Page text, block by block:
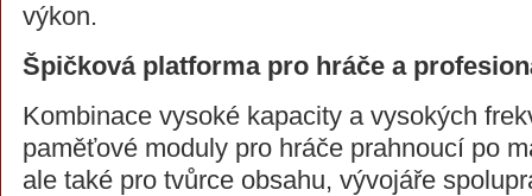
výkon.
Špičková platforma pro hráče a
Kombinace vysoké kapacity a vysokých
paměťové moduly pro hráče prahnoucí po
ale také pro tvůrce obsahu, vývojáře